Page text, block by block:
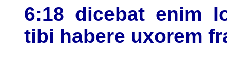
6:18 dicebat enim
tibi habere uxorem